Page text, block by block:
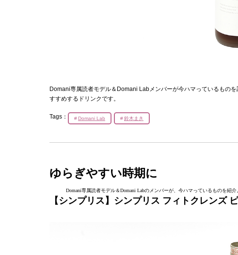
Domani専属読者モデル＆Domani Labメンバーが今ハマっているもの
すすめするドリンクです。
Tags： Domani Lab 鈴木まき
ゆらぎやすい時期に
Domani専属読者モデル＆Domani Labのメンバーが、今ハマっているものを紹
【シンプリス】シンプリス フィトクレンズ